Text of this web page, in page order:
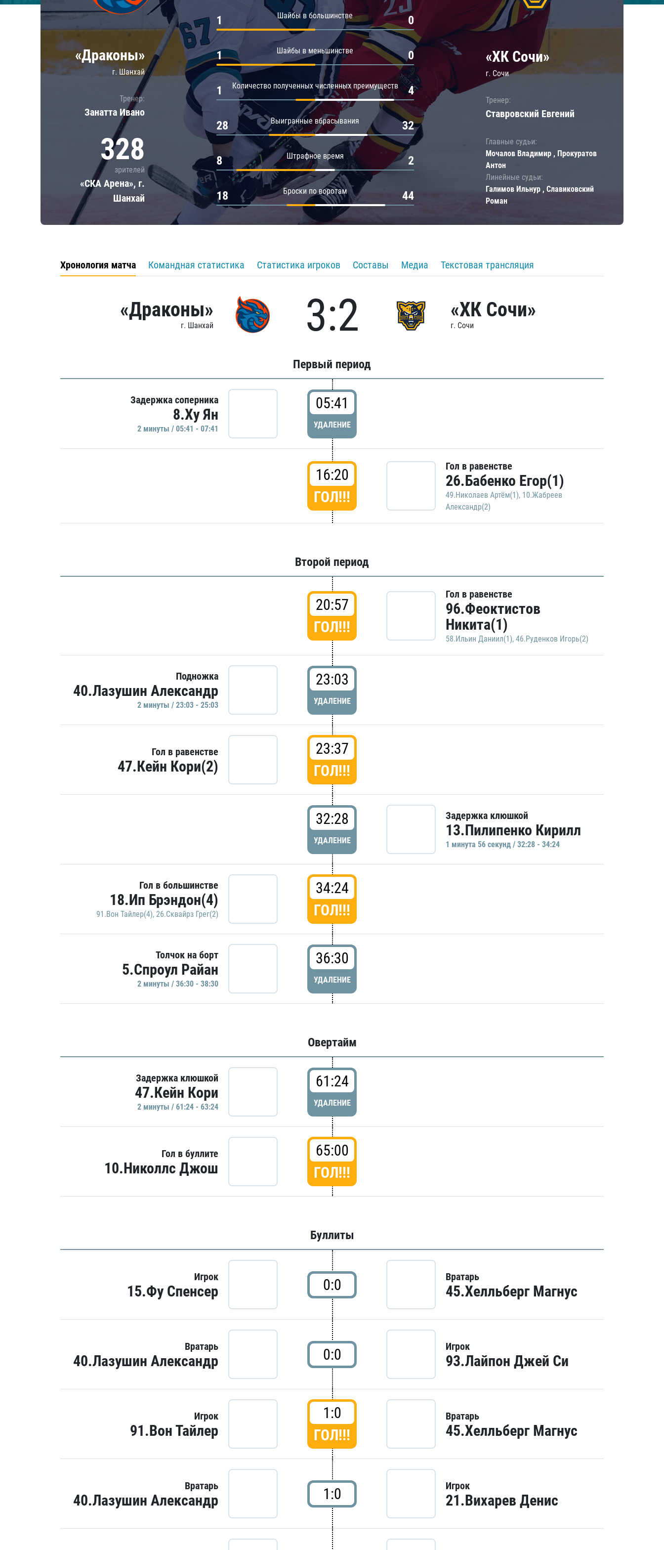
Локомотив
Шанхайские Драконы
Амур
Барыс
Салават Юлаев
«Драконы»
г. Шанхай
Тренер:
Занатта Иванo
328
зрителей
«СКА Арена», г.
Шанхай
Шайбы в большинстве
1 0
Шайбы в меньшинстве
1 0
Количество полученных численных преимуществ
1 4
Выигранные вбрасывания
28 32
Штрафное время
8 2
Броски по воротам
18 44
«ХК Сочи»
г. Сочи
Тренер:
Ставровский Евгений
Главные судьи:
Мочалов Владимир , Прокуратов
Антон
Линейные судьи:
Галимов Ильнур , Славиковский
Роман
Хронология матча Командная статистика Статистика игроков Составы Медиа Текстовая трансляция
«Драконы»
г. Шанхай 3:2 «ХК Сочи»
г. Сочи
Первый период
Задержка соперника
8.Ху Ян
2 минуты / 05:41 - 07:41
05:41
УДАЛЕНИЕ
16:20
ГОЛ!!!
Гол в равенстве
26.Бабенко Егор(1)
49.Николаев Артём(1), 10.Жабреев
Александр(2)
Второй период
20:57
ГОЛ!!!
Гол в равенстве
96.Феоктистов
Никита(1)
58.Ильин Даниил(1), 46.Руденков Игорь(2)
Подножка
40.Лазушин Александр
2 минуты / 23:03 - 25:03
23:03
УДАЛЕНИЕ
Гол в равенстве
47.Кейн Кори(2)
23:37
ГОЛ!!!
32:28
УДАЛЕНИЕ
Задержка клюшкой
13.Пилипенко Кирилл
1 минутa 56 секунд / 32:28 - 34:24
Гол в большинстве
18.Ип Брэндон(4)
91.Вон Тайлер(4), 26.Сквайрз Грег(2)
34:24
ГОЛ!!!
Толчок на борт
5.Спроул Райан
2 минуты / 36:30 - 38:30
36:30
УДАЛЕНИЕ
Овертайм
Задержка клюшкой
47.Кейн Кори
2 минуты / 61:24 - 63:24
61:24
УДАЛЕНИЕ
Гол в буллите
10.Николлс Джош
65:00
ГОЛ!!!
Буллиты
Игрок
15.Фу Спенсер 0:0 Вратарь
45.Хелльберг Магнус
Вратарь
40.Лазушин Александр 0:0 Игрок
93.Лайпон Джей Си
Игрок
91.Вон Тайлер
1:0
ГОЛ!!!
Вратарь
45.Хелльберг Магнус
Вратарь
40.Лазушин Александр 1:0 Игрок
21.Вихарев Денис